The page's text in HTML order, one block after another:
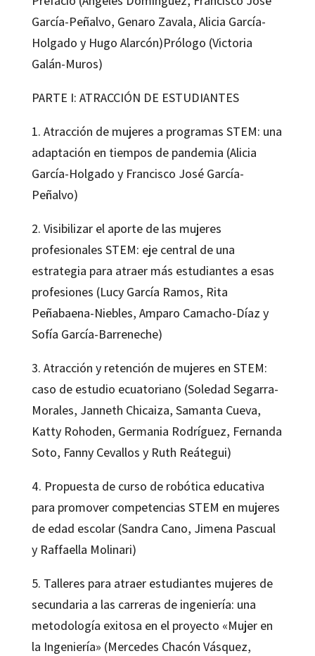
García-Peñalvo, Genaro Zavala, Alicia García-
Holgado y Hugo Alarcón)Prólogo (Victoria
Galán-Muros)
PARTE I: ATRACCIÓN DE ESTUDIANTES
1. Atracción de mujeres a programas STEM: una
adaptación en tiempos de pandemia (Alicia
García-Holgado y Francisco José García-
Peñalvo)
2. Visibilizar el aporte de las mujeres
profesionales STEM: eje central de una
estrategia para atraer más estudiantes a esas
profesiones (Lucy García Ramos, Rita
Peñabaena-Niebles, Amparo Camacho-Díaz y
Sofía García-Barreneche)
3. Atracción y retención de mujeres en STEM:
caso de estudio ecuatoriano (Soledad Segarra-
Morales, Janneth Chicaiza, Samanta Cueva,
Katty Rohoden, Germania Rodríguez, Fernanda
Soto, Fanny Cevallos y Ruth Reátegui)
4. Propuesta de curso de robótica educativa
para promover competencias STEM en mujeres
de edad escolar (Sandra Cano, Jimena Pascual
y Raffaella Molinari)
5. Talleres para atraer estudiantes mujeres de
secundaria a las carreras de ingeniería: una
metodología exitosa en el proyecto «Mujer en
la Ingeniería» (Mercedes Chacón Vásquez,